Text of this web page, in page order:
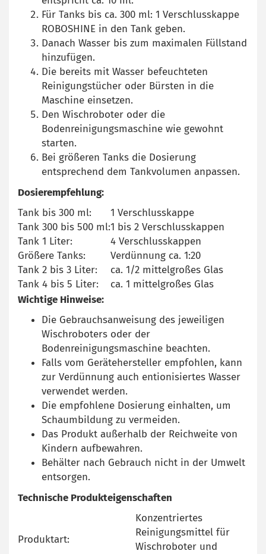
Für Tanks bis ca. 300 ml: 1 Verschlusskappe
ROBOSHINE in den Tank geben.
Danach Wasser bis zum maximalen Füllstand
hinzufügen.
Die bereits mit Wasser befeuchteten
Reinigungstücher oder Bürsten in die
Maschine einsetzen.
Den Wischroboter oder die
Bodenreinigungsmaschine wie gewohnt
starten.
Bei größeren Tanks die Dosierung
entsprechend dem Tankvolumen anpassen.
Dosierempfehlung:
Tank bis 300 ml:
1 Verschlusskappe
Tank 300 bis 500 ml:1 bis 2 Verschlusskappen
Tank 1 Liter:
4 Verschlusskappen
Größere Tanks:
Verdünnung ca. 1:20
Tank 2 bis 3 Liter:
ca. 1/2 mittelgroßes Glas
Tank 4 bis 5 Liter:
ca. 1 mittelgroßes Glas
Wichtige Hinweise:
Die Gebrauchsanweisung des jeweiligen
Wischroboters oder der
Bodenreinigungsmaschine beachten.
Falls vom Gerätehersteller empfohlen, kann
zur Verdünnung auch entionisiertes Wasser
verwendet werden.
Die empfohlene Dosierung einhalten, um
Schaumbildung zu vermeiden.
Das Produkt außerhalb der Reichweite von
Kindern aufbewahren.
Behälter nach Gebrauch nicht in der Umwelt
entsorgen.
Technische Produkteigenschaften
Produktart:
Konzentriertes
Reinigungsmittel für
Wischroboter und